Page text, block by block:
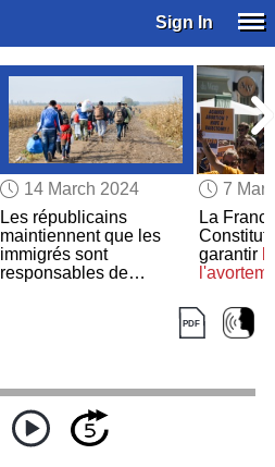
Sign In
14 March 2024
Les républicains
maintiennent que les
immigrés sont
responsables de
7
La
garantir